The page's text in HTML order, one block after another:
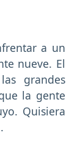
a un
nueve. El
grandes
la gente
Quisiera